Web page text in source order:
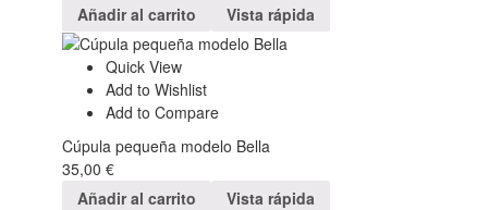
Añadir al carrito
Vista rápida
Quick View
Add to Wishlist
Add to Compare
Cúpula pequeña modelo Bella
35,00 €
Añadir al carrito
Vista rápida